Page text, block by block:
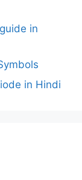
in
in Hindi